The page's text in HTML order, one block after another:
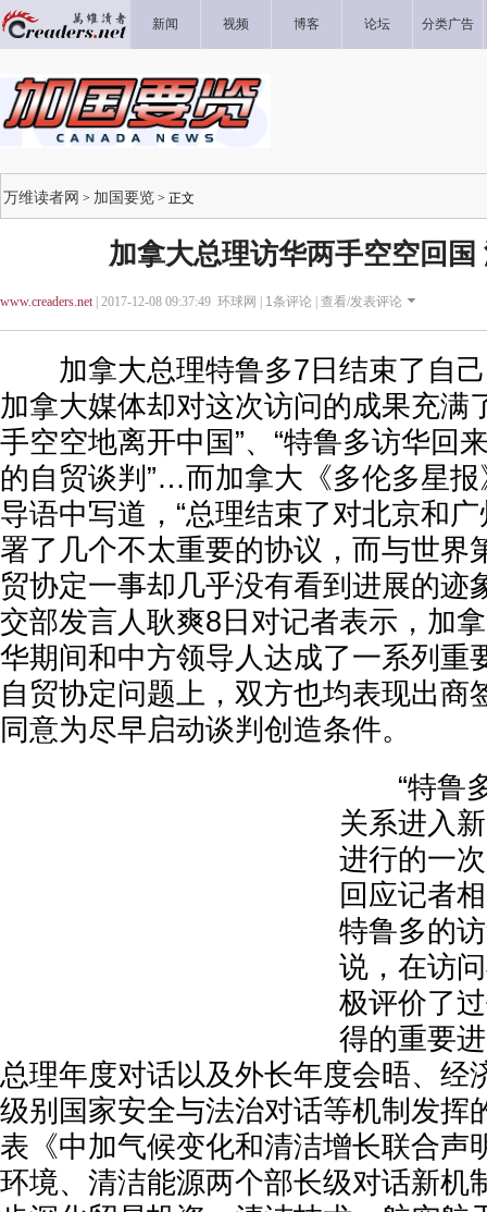
新闻 视频 博客 论坛 分类广告
万维读者网 > 加国要览 > 正文
加拿大总理访华两手空空回国
www.creaders.net| 2017-12-08 09:37:49 环球网 | 1条评论 | 查看/发表评论
加拿大总理特鲁多7日结束了自己
加拿大媒体却对这次访问的成果充满
手空空地离开中国”、“特鲁多访华回
的自贸谈判”…而加拿大《多伦多星
导语中写道，“总理结束了对北京和
署了几个不太重要的协议，而与世界
贸协定一事却几乎没有看到进展的迹
交部发言人耿爽8日对记者表示，加
华期间和中方领导人达成了一系列重
自贸协定问题上，双方也均表现出商
同意为尽早启动谈判创造条件。
“特鲁多
关系进入
进行的一
回应记者
特鲁多的
说，在访
极评价了
得的重要
总理年度对话以及外长年度会晤、经
级别国家安全与法治对话等机制发挥
表《中加气候变化和清洁增长联合声
环境、清洁能源两个部长级对话新机